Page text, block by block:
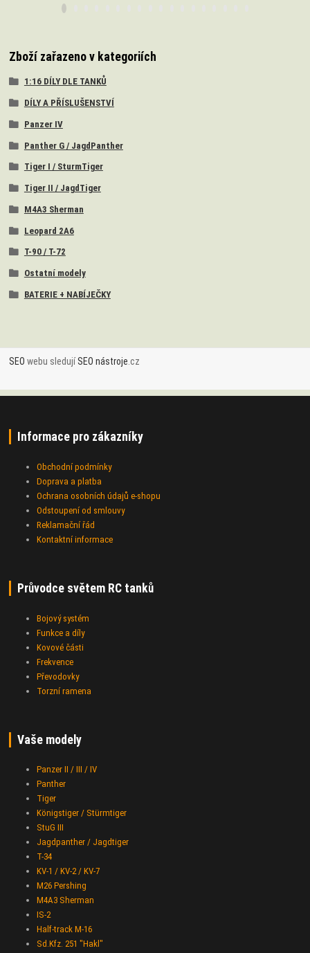
Zboží zařazeno v kategoriích
1:16 DÍLY DLE TANKŮ
DÍLY A PŘÍSLUŠENSTVÍ
Panzer IV
Panther G / JagdPanther
Tiger I / SturmTiger
Tiger II / JagdTiger
M4A3 Sherman
Leopard 2A6
T-90 / T-72
Ostatní modely
BATERIE + NABÍJEČKY
SEO webu sledujíSEO nástroje .cz
Informace pro zákazníky
Obchodní podmínky
Doprava a platba
Ochrana osobních údajů e-shopu
Odstoupení od smlouvy
Reklamační řád
Kontaktní informace
Průvodce světem RC tanků
Bojový systém
Funkce a díly
Kovové části
Frekvence
Převodovky
Torzní ramena
Vaše modely
Panzer II / III / IV
Panther
Tiger
Königstiger / Stürmtiger
StuG III
Jagdpanther / Jagdtiger
T-34
KV-1 / KV-2 / KV-7
M26 Pershing
M4A3 Sherman
IS-2
Half-track M-16
Sd.Kfz. 251 "Hakl"